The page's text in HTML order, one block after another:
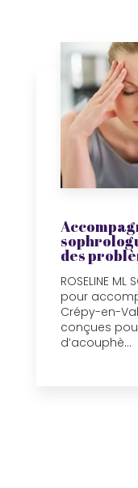
des
ROSELINE
pour
Crépy-en-
conçues
d’acouphè...